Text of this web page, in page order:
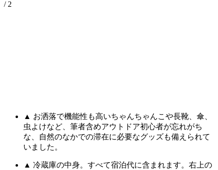
/ 2
▲ お洒落で機能性も高いちゃんちゃんこや長靴、傘、
虫よけなど、筆者含めアウトドア初心者が忘れがち
な、自然のなかでの滞在に必要なグッズも備えられて
いました。
▲ 冷蔵庫の中身。すべて宿泊代に含まれます。右上の